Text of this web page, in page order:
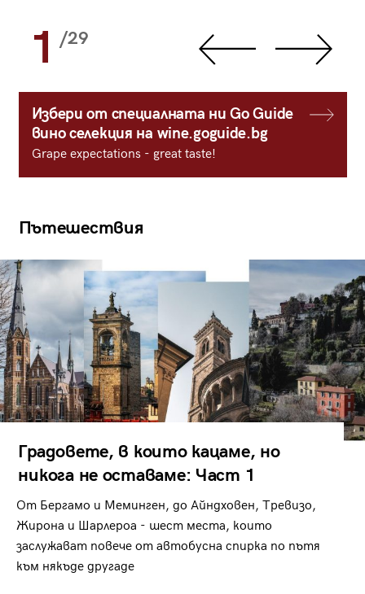
1 /29
Избери от специалната ни Go Guide
вино селекция на wine.goguide.bg
Grape expectations - great taste!
Пътешествия
Градовете, в които кацаме, но
никога не оставаме: Част 1
От Бергамо и Меминген, до Айндховен, Тревизо,
Жирона и Шарлероа - шест места, които
заслужават повече от автобусна спирка по пътя
към някъде другаде